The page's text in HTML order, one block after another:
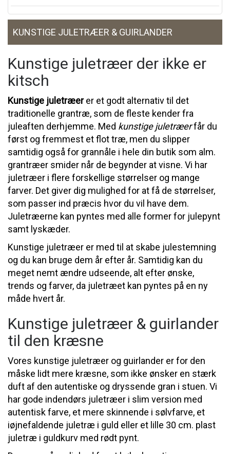
KUNSTIGE JULETRÆER & GUIRLANDER
Kunstige juletræer der ikke er
kitsch
Kunstige juletræerer et godt alternativ til det
traditionelle grantræ, som de fleste kender fra
juleaften derhjemme. Med kunstige juletræerfår du
først og fremmest et flot træ, men du slipper
samtidig også for grannåle i hele din butik som alm.
grantræer smider når de begynder at visne. Vi har
juletræer i flere forskellige størrelser og mange
farver. Det giver dig mulighed for at få de størrelser,
som passer ind præcis hvor du vil have dem.
Juletræerne kan pyntes med alle former for julepynt
samt lyskæder.
Kunstige juletræer er med til at skabe julestemning
og du kan bruge dem år efter år. Samtidig kan du
meget nemt ændre udseende, alt efter ønske,
trends og farver, da juletræet kan pyntes på en ny
måde hvert år.
Kunstige juletræer & guirlander
til den kræsne
Vores kunstige juletræer og guirlander er for den
måske lidt mere kræsne, som ikke ønsker en stærk
duft af den autentiske og dryssende gran i stuen. Vi
har gode indendørs juletræer i slim version med
autentisk farve, et mere skinnende i sølvfarve, et
iøjnefaldende juletræ i guld eller et lille 30 cm. plast
juletræ i guldkurv med rødt pynt.